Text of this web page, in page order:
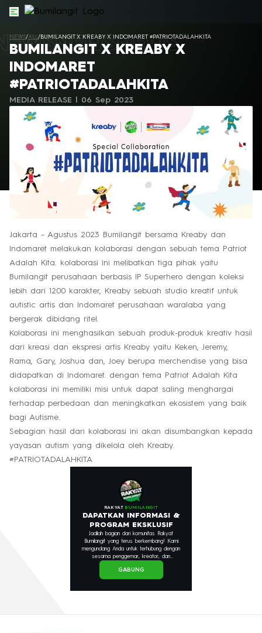
NEWSNEWS
NEWS/ALL/BUMILANGIT X KREABY X INDOMARET #PATRIOTADALAHKITA
BUMILANGIT X KREABY X
INDOMARET
#PATRIOTADALAHKITA
MEDIA RELEASE | 06 Sep 2023
Jakarta – Agustus 2023 Bumilangit bersama Kreaby dan
Indomaret melakukan kolaborasi dengan sebuah tema Patriot
Adalah Kita. kolaborasi ini melibatkan tiga pihak yaitu
Bumilangit perusahaan berbasis IP Superhero dengan koleksi
lebih dari 1200 karakter, Kreaby sebuah studio kreatif untuk
autistic artis dan Indomaret perusahaan waralaba yang
bergerak dibidang ritel.
Kolaborasi ini menghasilkan sebuah produk-produk kreativ hasil
dari kreasi dan ekspresi artis Kreaby yaitu Keken, Jeremy,
Rama, Gary, Joshua dan, Joey berupa merchendise yang bisa
didapatkan di Indomaret. dengan tema Patriot Adalah Kita
kolaborasi ini memiliki misi untuk dapat saling menghargai
terhadap perbedaan dan meningkatkan ekosistem yang baik
bagi Autisme.
Sebagian hasil dari kolaborasi ini akan disumbangkan kepada
yayasan autism yang dikelola oleh Kreaby.
#PATRIOTADALAHKITA
RAKYAT BUMILANGIT
DAPATKAN INFORMASI &
PROGRAM EKSKLUSIF
Jadilah bagian dari komunitas Rakyat
Bumilangit yang terus berkembang! Kami
mengundang Anda untuk terhubung dengan
sesama penggemar, kreator, dan
GABUNG